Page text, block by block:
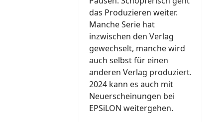
das Produzieren weiter.
Manche Serie hat
inzwischen den Verlag
gewechselt, manche wird
auch selbst für einen
anderen Verlag produziert.
2024 kann es auch mit
Neuerscheinungen bei
EPSiLON weitergehen.